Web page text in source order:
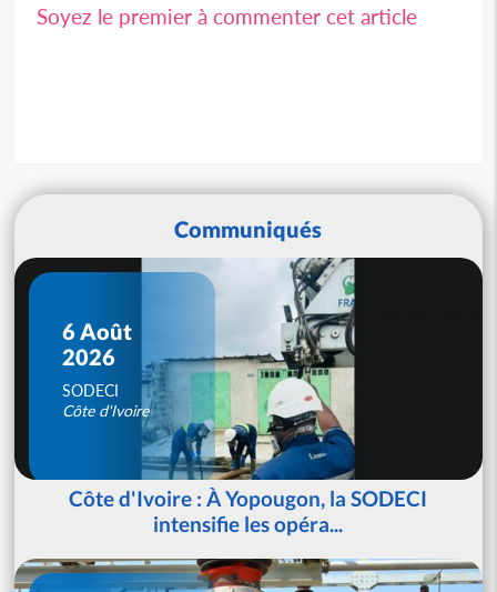
Soyez le premier à commenter cet article
Communiqués
6 Août
2026
SODECI
Côte d'Ivoire
Côte d'Ivoire : À Yopougon, la SODECI
intensifie les opéra...